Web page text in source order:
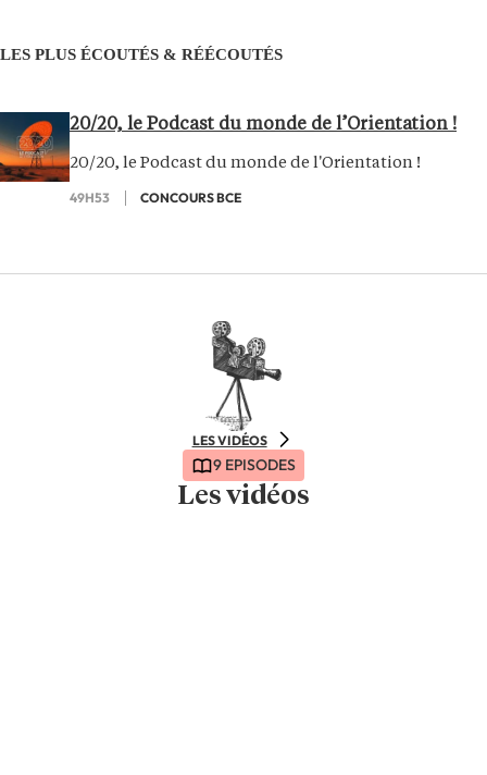
LES PLUS ÉCOUTÉS & RÉÉCOUTÉS
20/20, le Podcast du monde de l’Orientation !
20/20, le Podcast du monde de l'Orientation !
49H53 CONCOURS BCE
9 EPISODES
Les vidéos
LES VIDÉOS